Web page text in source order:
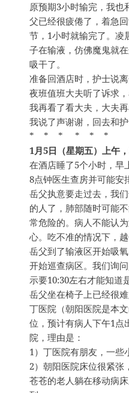
原预期3小时输完，我也
父已经很疲倦了，着急
节，1小时就输完了。凌
子在输液，仿佛魔鬼就
吸干了。
准备回酒店时，护士说
夜班值班大夫听了诉求
我再看了看大夫，大夫
我说了声谢谢，回去和
* * * * * *
1月5日（星期五）上午
在酒店睡了5个小时，早
8点钟医生查房并可能安
岳父执意要走过去，我
的人了，肺部随时可能
常危险的。病人不能认
心。吃不准的情况下，越
岳父到了输液区开始吸
开始巡查病区。我们询
示要10:30左右才能知道
岳父坐在椅子上已经很
丁医院（朝阳医院是本
位，预计有病人下午1点
院，理由是：
1）丁医院有朋友，一些
2）朝阳医院床位很紧张
苍苍的老人躺在移动病